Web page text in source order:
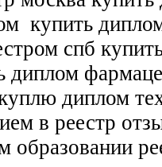
купить
спб
диплом
диплом
в реестр